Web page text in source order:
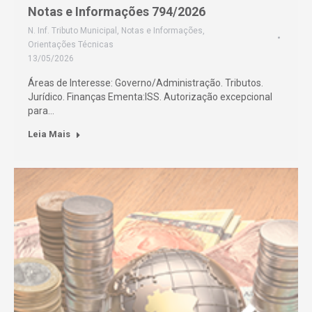
Notas e Informações 794/2026
N. Inf. Tributo Municipal , Notas e Informações,
Orientações Técnicas
13/05/2026
Áreas de Interesse: Governo/Administração. Tributos.
Jurídico. Finanças Ementa:ISS. Autorização excepcional
para…
Leia Mais